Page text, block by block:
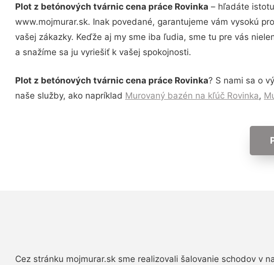
Plot z betónových tvárnic cena práce Rovinka – hľadáte
www.mojmurar.sk. Inak povedané, garantujeme vám vysokú
vašej zákazky. Keďže aj my sme iba ľudia, sme tu pre vás
a snažíme sa ju vyriešiť k vašej spokojnosti.
Plot z betónových tvárnic cena práce Rovinka? S nami sa o
naše služby, ako napríklad Murovaný bazén na kľúč Rovinka,
Cez stránku mojmurar.sk sme realizovali šalovanie schodov v